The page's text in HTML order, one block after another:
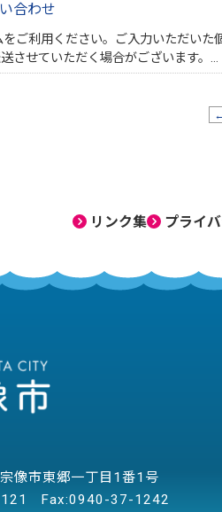
合わせ
をご利用ください。ご入力いただい
させていただく場合がございます。…
リンク集 プライ
像市東郷一丁目1番1号
Fax:0940-37-1242